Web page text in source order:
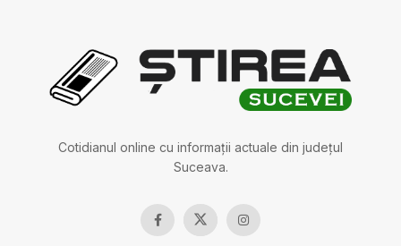
Cotidianul online cu informații actuale din județul
Suceava.